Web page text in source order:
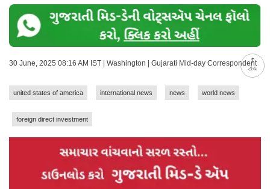
ટોચ
30 June, 2025 08:16 AM IST | Washington | Gujarati Mid-day Correspondent
united states of america international news news world news
foreign direct investment